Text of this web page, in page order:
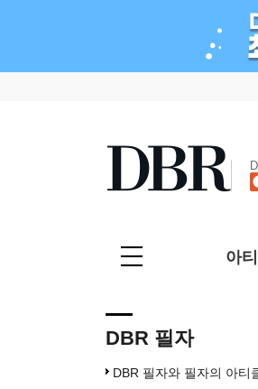
아
DBR 필자
DBR 필자와 필자의 아티